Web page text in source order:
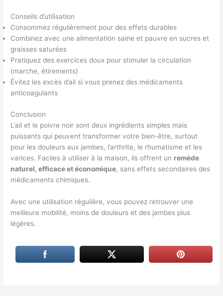
Conseils d’utilisation
Consommez régulièrement pour des effets durables
Combinez avec une alimentation saine et pauvre en sucres et
graisses saturées
Pratiquez des exercices doux pour stimuler la circulation
(marche, étirements)
Évitez les excès d’ail si vous prenez des médicaments
anticoagulants
Conclusion
L’ail et le poivre noir sont deux ingrédients simples mais
puissants qui peuvent transformer votre bien-être, surtout
pour les douleurs aux jambes, l’arthrite, le rhumatisme et les
varices. Faciles à utiliser à la maison, ils offrent un remède
naturel, efficace et économique, sans effets secondaires des
médicaments chimiques.
Avec une utilisation régulière, vous pouvez retrouver une
meilleure mobilité, moins de douleurs et des jambes plus
légères.